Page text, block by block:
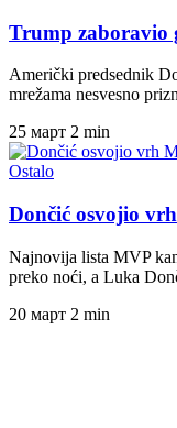
Trump zaboravio
Američki predsednik
mrežama nesvesno
25 март 2 min
Ostalo
Dončić osvojio
Najnovija lista MVP
preko noći, a Luka
20 март 2 min